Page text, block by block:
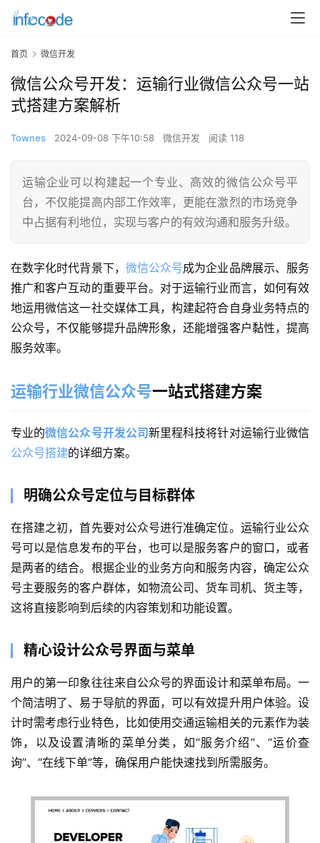
首页 微信开发
微信公众号开发：运输行业微信公众号一站
式搭建方案解析
Townes 2024-09-08 下午10:58 微信开发 阅读 118
运输企业可以构建起一个专业、高效的微信公众号平
台，不仅能提高内部工作效率，更能在激烈的市场竞争
中占据有利地位，实现与客户的有效沟通和服务升级。
在数字化时代背景下， 微信公众号成为企业品牌展示、服务
推广和客户互动的重要平台。对于运输行业而言，如何有效
地运用微信这一社交媒体工具，构建起符合自身业务特点的
公众号，不仅能够提升品牌形象，还能增强客户黏性，提高
服务效率。
运输行业微信公众号一站式搭建方案
专业的微信公众号开发公司新里程科技将针对运输行业微信
公众号搭建的详细方案。
明确公众号定位与目标群体
在搭建之初，首先要对公众号进行准确定位。运输行业公众
号可以是信息发布的平台，也可以是服务客户的窗口，或者
是两者的结合。根据企业的业务方向和服务内容，确定公众
号主要服务的客户群体，如物流公司、货车司机、货主等，
这将直接影响到后续的内容策划和功能设置。
精心设计公众号界面与菜单
用户的第一印象往往来自公众号的界面设计和菜单布局。一
个简洁明了、易于导航的界面，可以有效提升用户体验。设
计时需考虑行业特色，比如使用交通运输相关的元素作为装
饰，以及设置清晰的菜单分类，如“服务介绍”、“运价查
询”、“在线下单”等，确保用户能快速找到所需服务。